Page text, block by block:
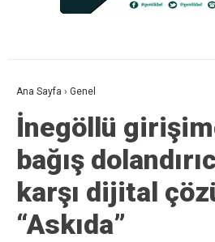
Ana Sayfa › Genel
İnegöllü
bağış
karşı dijital
“Askıda”